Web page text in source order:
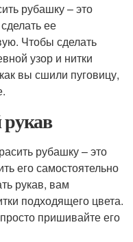
рубашку – это
ее
Чтобы сделать
узор и нитки
вы сшили пуговицу,
рубашку – это
его самостоятельно
рукав, вам
подходящего цвета.
пришивайте его